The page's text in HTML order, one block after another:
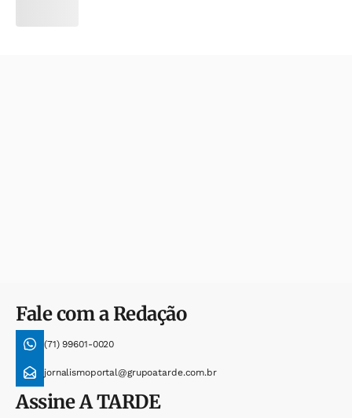
Fale com a Redação
(71) 99601-0020
jornalismoportal@grupoatarde.com.br
AssineA TARDE